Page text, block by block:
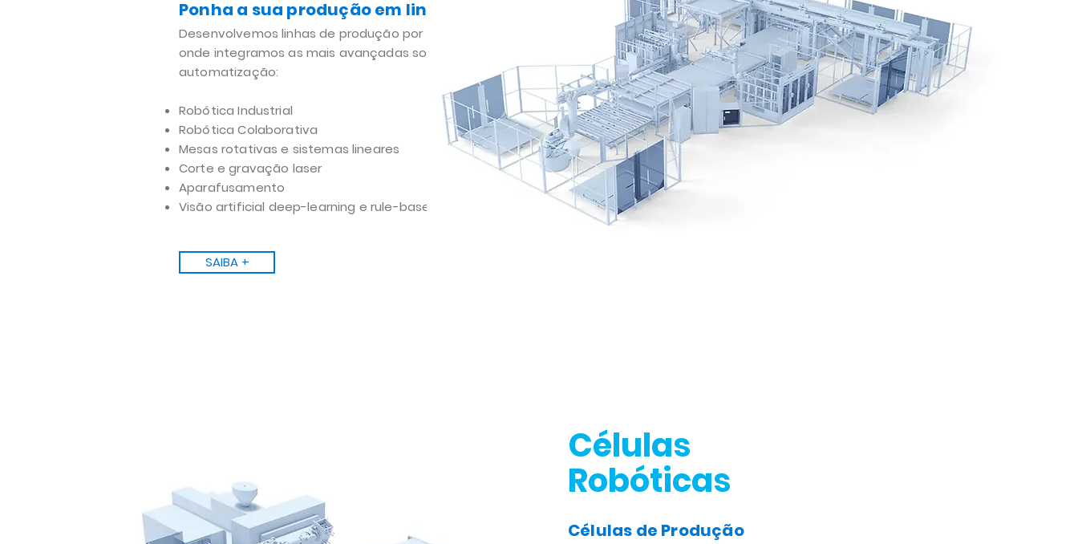
Ponha a sua produção em linha!
Desenvolvemos linhas de produção por medida
onde integramos as mais avançadas soluções de
automatização:
Robótica Industrial
Robótica Colaborativa
Mesas rotativas e sistemas lineares
Corte e gravação laser
Aparafusamento
Visão artificial deep-learning e rule-based
SAIBA +
Células
Robóticas
Células de Produção